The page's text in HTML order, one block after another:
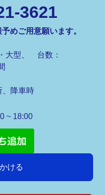
3621
めご用意願います。
大型、 台数：
、降車時
~ 18:00
ける